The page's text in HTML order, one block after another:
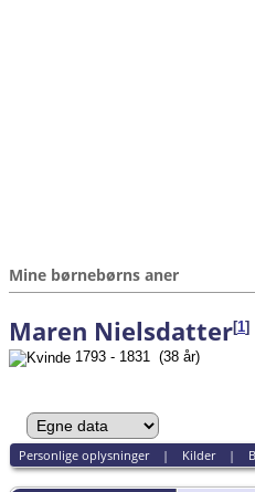
Mine børnebørns aner
Maren Nielsdatter[1]
1793 - 1831 (38 år)
Personlige oplysninger| Kilder|